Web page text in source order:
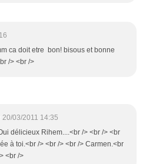
ca doit etre bon! bisous et bonne
/> <br />
20/03/2011 14:35
délicieux Rihem....<br /> <br /> <br
à toi.<br /> <br /> <br /> Carmen.<br
<br />